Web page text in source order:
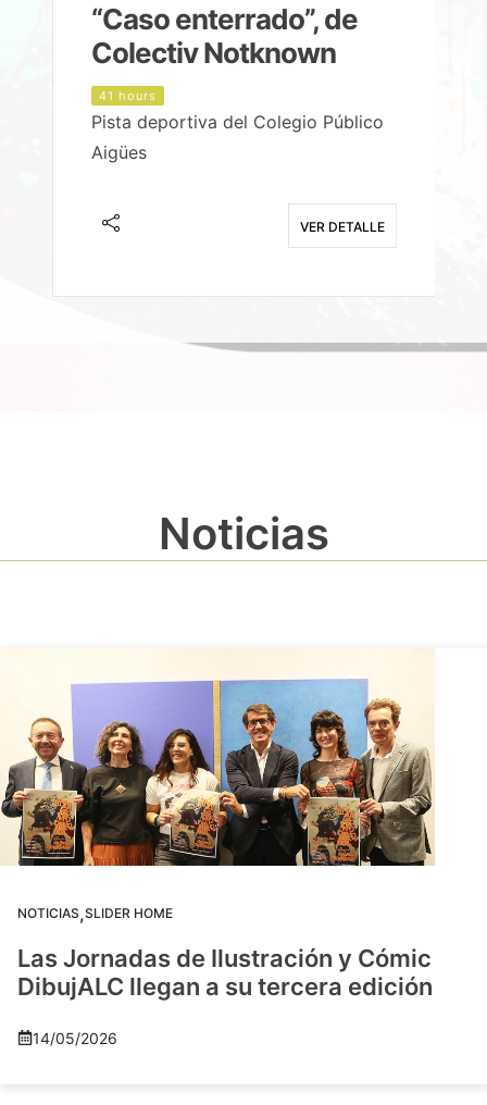
“Caso enterrado”, de
Colectiv Notknown
41 hours
Pista deportiva del Colegio Público
Aigües
VER DETALLE
Noticias
NOTICIAS,SLIDER HOME
Las Jornadas de Ilustración y Cómic
DibujALC llegan a su tercera edición
14/05/2026